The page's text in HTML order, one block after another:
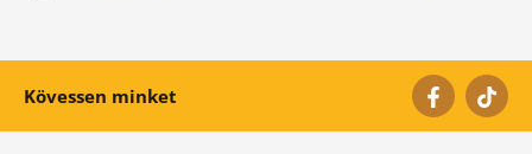
Kövessen minket